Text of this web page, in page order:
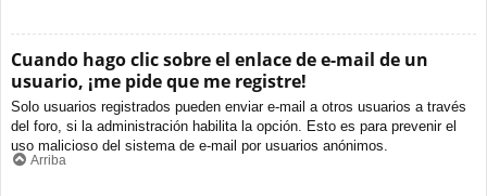
Cuando hago clic sobre el enlace de e-mail de un
usuario, ¡me pide que me registre!
Solo usuarios registrados pueden enviar e-mail a otros usuarios a través
del foro, si la administración habilita la opción. Esto es para prevenir el
uso malicioso del sistema de e-mail por usuarios anónimos.
Arriba